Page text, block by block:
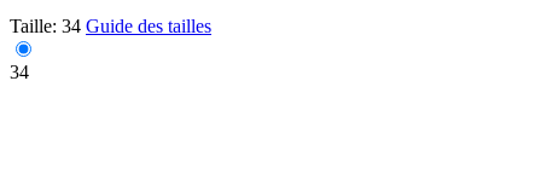
Taille: 34 Guide des tailles
34